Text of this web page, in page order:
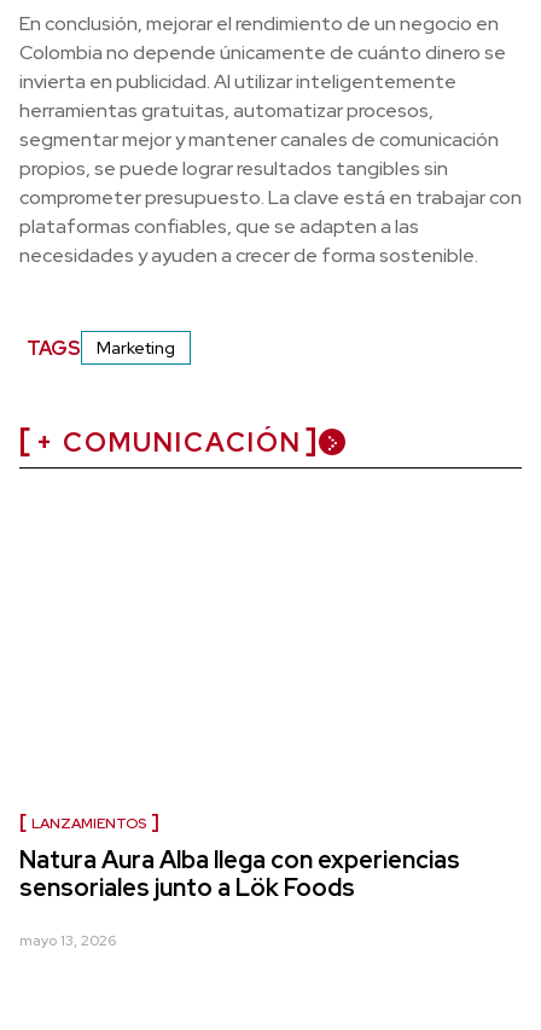
En conclusión, mejorar el rendimiento de un negocio en
Colombia no depende únicamente de cuánto dinero se
invierta en publicidad. Al utilizar inteligentemente
herramientas gratuitas, automatizar procesos,
segmentar mejor y mantener canales de comunicación
propios, se puede lograr resultados tangibles sin
comprometer presupuesto. La clave está en trabajar con
plataformas confiables, que se adapten a las
necesidades y ayuden a crecer de forma sostenible.
TAGS Marketing
+ COMUNICACIÓN
LANZAMIENTOS
Natura Aura Alba llega con experiencias
sensoriales junto a Lök Foods
mayo 13, 2026